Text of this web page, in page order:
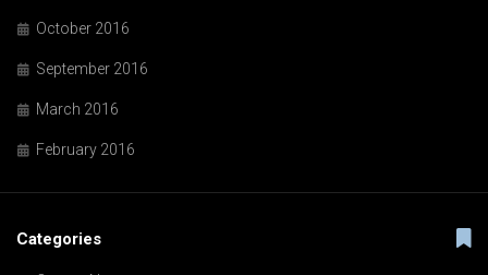
October 2016
September 2016
March 2016
February 2016
Categories